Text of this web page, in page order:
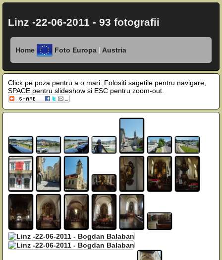
Linz -22-06-2011 - 93 fotografii
Home Foto Europa | Austria
Click pe poza pentru a o mari. Folositi sagetile pentru navigare,
SPACE pentru slideshow si ESC pentru zoom-out.